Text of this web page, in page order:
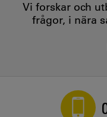
Vi forskar och
frågor, i nära